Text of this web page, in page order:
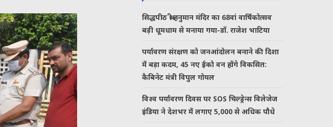
सिद्धपीठ श्री हनुमान मंदिर का 68वां वार्षिकोत्सव
बड़ी धूमधाम से मनाया गया-डॉ. राजेश भाटिया
पर्यावरण संरक्षण को जनआंदोलन बनाने की दिशा
में बड़ा कदम, 45 नए ईको वन होंगे विकसित:
कैबिनेट मंत्री विपुल गोयल
विश्व पर्यावरण दिवस पर SOS चिल्ड्रेन्स विलेजेज
इंडिया ने देशभर में लगाए 5,000 से अधिक पौधे